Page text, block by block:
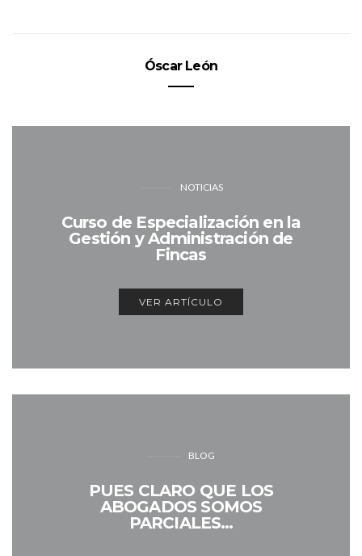
Óscar León
NOTICIAS
Curso de Especialización en la
Gestión y Administración de
Fincas
VER ARTÍCULO
BLOG
PUES CLARO QUE LOS
ABOGADOS SOMOS
PARCIALES…